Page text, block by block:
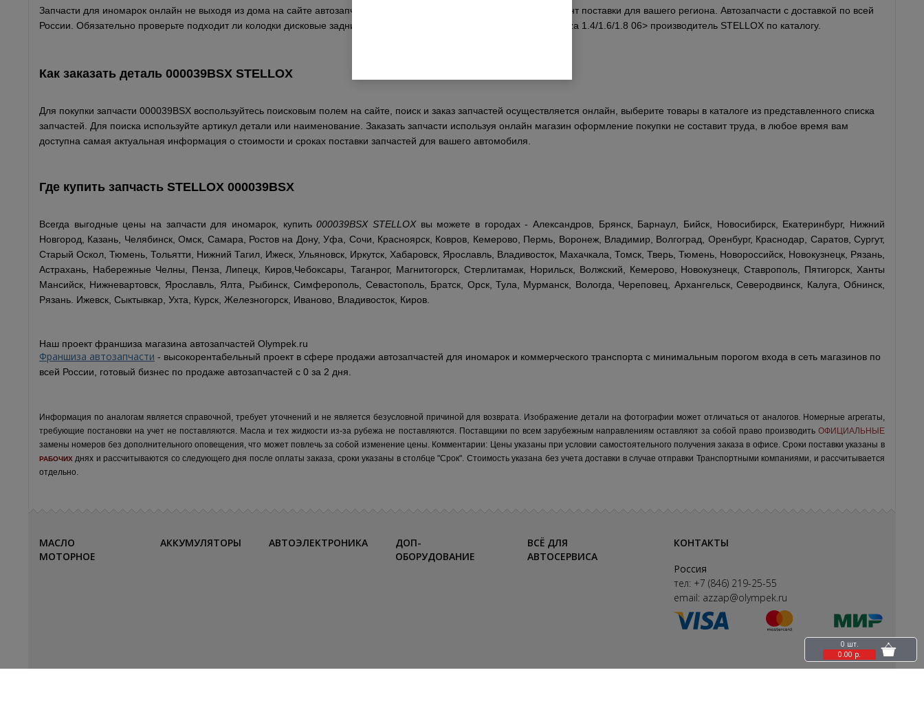
Запчасти для иномарок онлайн не выходя из дома на сайте автозапчастей. Выберите из списка оптимальный вариант поставки для вашего региона. Автозапчасти с доставкой по всей
России. Обязательно проверьте подходит ли колодки дисковые задние! с антискрип. пл.\ Daewoo Optra/Lacetti/Forenza 1.4/1.6/1.8 06> производитель STELLOX по каталогу.
Как заказать деталь 000039BSX STELLOX
Для покупки запчасти 000039BSX воспользуйтесь поисковым полем на сайте, поиск и заказ запчастей осуществляется онлайн, выберите товары в каталоге из представленного списка
запчастей. Для поиска используйте артикул детали или наименование. Заказать запчасти используя онлайн магазин оформление покупки не составит труда, в любое время вам
доступна самая актуальная информация о стоимости и сроках поставки запчастей для вашего автомобиля.
Где купить запчасть STELLOX 000039BSX
Всегда выгодные цены на запчасти для иномарок, купить000039BSX STELLOXвы можете в городах - Александров, Брянск, Барнаул, Бийск, Новосибирск, Екатеринбург, Нижний
Новгород, Казань, Челябинск, Омск, Самара, Ростов на Дону, Уфа, Сочи, Красноярск, Ковров, Кемерово, Пермь, Воронеж, Владимир, Волгоград, Оренбург, Краснодар, Саратов, Сургут,
Старый Оскол, Тюмень, Тольятти, Нижний Тагил, Ижеск, Ульяновск, Иркутск, Хабаровск, Ярославль, Владивосток, Махачкала, Томск, Тверь, Тюмень, Новороссийск, Новокузнецк, Рязань,
Астрахань, Набережные Челны, Пенза, Липецк, Киров,Чебоксары, Таганрог, Магнитогорск, Стерлитамак, Норильск, Волжский, Кемерово, Новокузнецк, Ставрополь, Пятигорск, Ханты
Мансийск, Нижневартовск, Ярославль, Ялта, Рыбинск, Симферополь, Севастополь, Братск, Орск, Тула, Мурманск, Вологда, Череповец, Архангельск, Северодвинск, Калуга, Обнинск,
Рязань. Ижевск, Сыктывкар, Ухта, Курск, Железногорск, Иваново, Владивосток, Киров.
Наш проект франшиза магазина автозапчастей Olympek.ru
Франшиза автозапчасти - высокорентабельный проект в сфере продажи автозапчастей для иномарок и коммерческого транспорта с минимальным порогом входа в сеть магазинов по
всей России, готовый бизнес по продаже автозапчастей с 0 за 2 дня.
Информация по аналогам является справочной, требует уточнений и не является безусловной причиной для возврата. Изображение детали на фотографии может отличаться от аналогов. Номерные агрегаты,
требующие постановки на учет не поставляются. Масла и тех жидкости из-за рубежа не поставляются. Поставщики по всем зарубежным направлениям оставляют за собой право производитьОФИЦИАЛЬНЫЕ
замены номеров без дополнительного оповещения, что может повлечь за собой изменение цены. Комментарии: Цены указаны при условии самостоятельного получения заказа в офисе. Сроки поставки указаны в
РАБОЧИХ днях и рассчитываются со следующего дня после оплаты заказа, сроки указаны в столбце "Срок". Стоимость указана без учета доставки в случае отправки Транспортными компаниями, и рассчитывается
отдельно.
МАСЛО
МОТОРНОЕ
АККУМУЛЯТОРЫ АВТОЭЛЕКТРОНИКА
ДОП-
ОБОРУДОВАНИЕ
ВСЁ ДЛЯ
АВТОСЕРВИСА
КОНТАКТЫ
Россия
тел: +7 (846) 219-25-55
email: azzap@olympek.ru
0 шт.
0.00 р.